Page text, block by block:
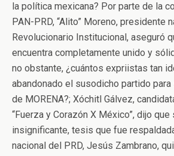
la política mexicana? Por parte de la
PAN-PRD, “Alito” Moreno, presidente
Revolucionario Institucional, aseguró
encuentra completamente unido y
no obstante, ¿cuántos expriistas tan
abandonado el susodicho partido
de MORENA?; Xóchitl Gálvez,
“Fuerza y Corazón X México”, dijo que
insignificante, tesis que fue
nacional del PRD, Jesús Zambrano,